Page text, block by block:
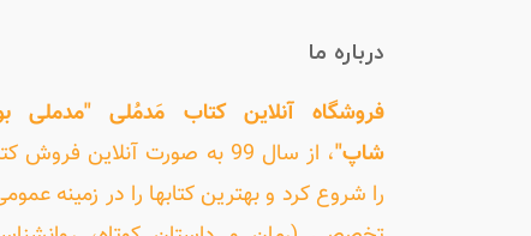
درباره ما
فروشگاه آنلاین کتاب مَدمُلی "مدملی
شاپ"
، از سال 99 به صورت آنلاین فروش
را شروع کرد و بهترین کتابها را در زمینه